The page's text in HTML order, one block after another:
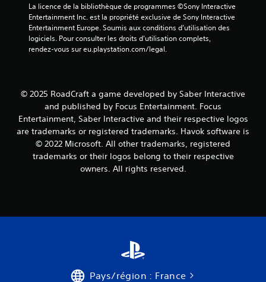
La licence de la bibliothèque de programmes ©Sony Interactive
Entertainment Inc. est la propriété exclusive de Sony Interactive
Entertainment Europe. Soumis aux conditions d’utilisation des
logiciels. Pour consulter les droits d’utilisation complets,
rendez-vous sur eu.playstation.com/legal.
© 2025 RoadCraft a game developed by Saber Interactive
and published by Focus Entertainment. Focus
Entertainment, Saber Interactive and their respective logos
are trademarks or registered trademarks. Havok software is
© 2022 Microsoft. All other trademarks, registered
trademarks or their logos belong to their respective
owners. All rights reserved.
Pays/région : France